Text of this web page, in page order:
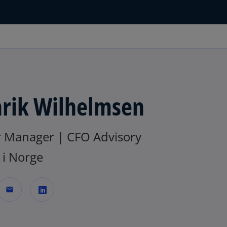
Wilhelmsen
Manager | CFO Advisory
i Norge
mail